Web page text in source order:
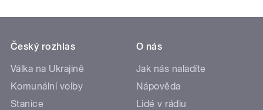
Český rozhlas
Válka na Ukrajině
Komunální volby
Stanice
O nás
Jak nás naladíte
Nápověda
Lidé v rádiu